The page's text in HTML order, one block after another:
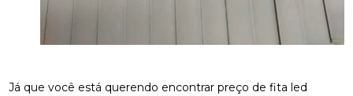
Já que você está querendo encontrar preço de fita led